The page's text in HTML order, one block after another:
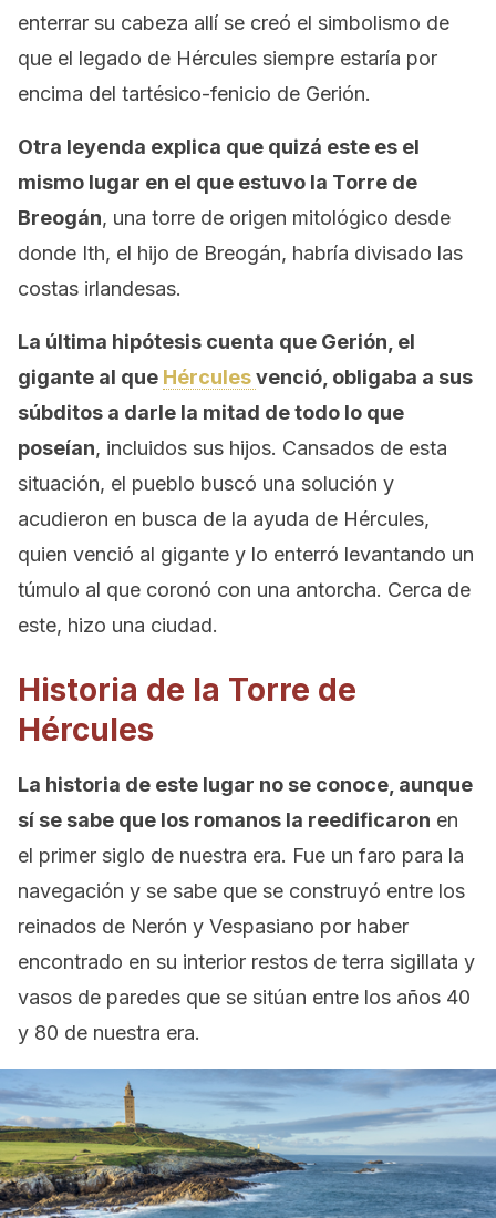
enterrar su cabeza allí se creó el simbolismo de
que el legado de Hércules siempre estaría por
encima del tartésico-fenicio de Gerión.
Otra leyenda explica que quizá este es el
mismo lugar en el que estuvo la Torre de
Breogán, una torre de origen mitológico desde
donde Ith, el hijo de Breogán, habría divisado las
costas irlandesas.
La última hipótesis cuenta que Gerión, el
gigante al que Hérculesvenció, obligaba a sus
súbditos a darle la mitad de todo lo que
poseían, incluidos sus hijos. Cansados de esta
situación, el pueblo buscó una solución y
acudieron en busca de la ayuda de Hércules,
quien venció al gigante y lo enterró levantando un
túmulo al que coronó con una antorcha. Cerca de
este, hizo una ciudad.
Historia de la Torre de
Hércules
La historia de este lugar no se conoce, aunque
sí se sabe que los romanos la reedificaron en
el primer siglo de nuestra era. Fue un faro para la
navegación y se sabe que se construyó entre los
reinados de Nerón y Vespasiano por haber
encontrado en su interior restos de terra sigillata y
vasos de paredes que se sitúan entre los años 40
y 80 de nuestra era.